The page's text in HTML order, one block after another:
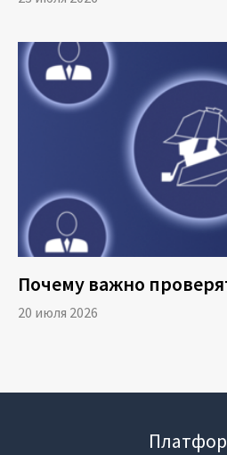
Почему важно
20 июля 2026